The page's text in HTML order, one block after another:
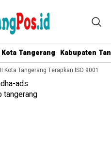
Kota Tangerang Kabupaten
Tangerang Terapkan ISO 9001:2015